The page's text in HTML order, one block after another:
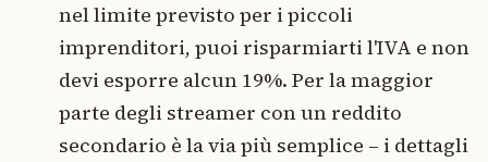
nel limite previsto per i piccoli
imprenditori, puoi risparmiarti l'IVA e non
devi esporre alcun 19%. Per la maggior
parte degli streamer con un reddito
secondario è la via più semplice – i dettagli